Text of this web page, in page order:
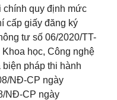
chính quy định mức
cấp giấy đăng ký
tư số 06/2020/TT-
học, Công nghệ
pháp thi hành
NĐ-CP ngày
NĐ-CP ngày